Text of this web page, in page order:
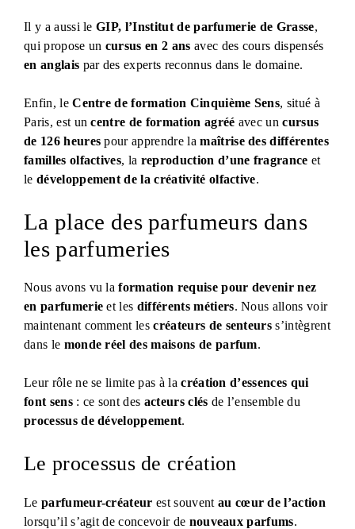
Il y a aussi leGIP, l’Institut de parfumerie de Grasse,
qui propose un cursus en 2 ans avec des cours dispensés
en anglais par des experts reconnus dans le domaine.
Enfin, leCentre de formation Cinquième Sens, situé à
Paris, est uncentre de formation agréé avec uncursus
de 126 heures pour apprendre lamaîtrise des différentes
familles olfactives, la reproduction d’une fragrance et
le développement de la créativité olfactive.
La place des parfumeurs dans
les parfumeries
Nous avons vu laformation requise pour devenir nez
en parfumerie et les différents métiers. Nous allons voir
maintenant comment lescréateurs de senteurs s’intègrent
dans le monde réel des maisons de parfum.
Leur rôle ne se limite pas à lacréation d’essences qui
font sens: ce sont des acteurs clés de l’ensemble du
processus de développement.
Le processus de création
Le parfumeur-créateur est souvent au cœur de l’action
lorsqu’il s’agit de concevoir de nouveaux parfums.